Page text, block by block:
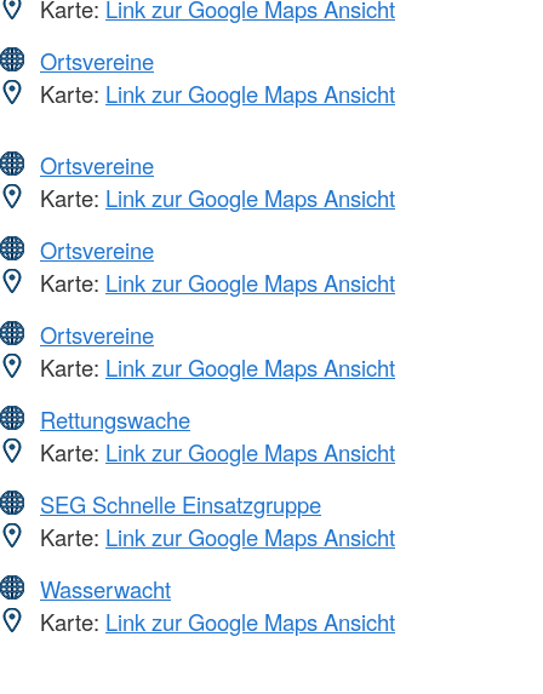
Karte: Link zur Google Maps Ansicht
Ortsvereine
Karte: Link zur Google Maps Ansicht
Ortsvereine
Karte: Link zur Google Maps Ansicht
Ortsvereine
Karte: Link zur Google Maps Ansicht
Ortsvereine
Karte: Link zur Google Maps Ansicht
Rettungswache
Karte: Link zur Google Maps Ansicht
SEG Schnelle Einsatzgruppe
Karte: Link zur Google Maps Ansicht
Wasserwacht
Karte: Link zur Google Maps Ansicht